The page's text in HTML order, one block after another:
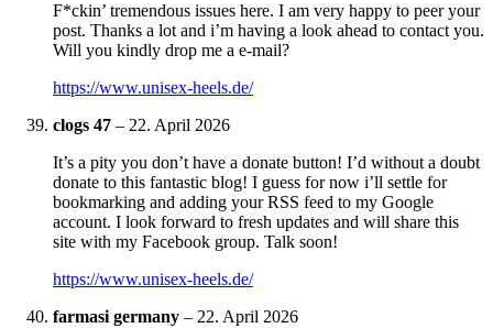
F*ckin’ tremendous issues here. I am very happy to peer your
post. Thanks a lot and i’m having a look ahead to contact you.
Will you kindly drop me a e-mail?
https://www.unisex-heels.de/
clogs 47 – 22. April 2026
It’s a pity you don’t have a donate button! I’d without a doubt
donate to this fantastic blog! I guess for now i’ll settle for
bookmarking and adding your RSS feed to my Google
account. I look forward to fresh updates and will share this
site with my Facebook group. Talk soon!
https://www.unisex-heels.de/
farmasi germany – 22. April 2026